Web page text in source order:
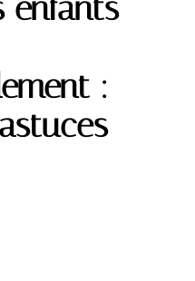
enfants
: